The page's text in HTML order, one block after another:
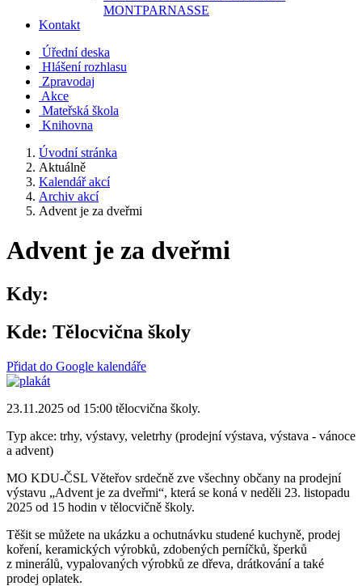
MONTPARNASSE
Kontakt
Úřední deska
Hlášení rozhlasu
Zpravodaj
Akce
Mateřská škola
Knihovna
Úvodní stránka
Aktuálně
Kalendář akcí
Archiv akcí
Advent je za dveřmi
Advent je za dveřmi
Kdy:
Kde: Tělocvična školy
Přidat do Google kalendáře
23.11.2025 od 15:00 tělocvična školy.
Typ akce: trhy, výstavy, veletrhy (prodejní výstava, výstava - vánoce
a advent)
MO KDU-ČSL Věteřov srdečně zve všechny občany na prodejní
výstavu „Advent je za dveřmi“, která se koná v neděli 23. listopadu
2025 od 15 hodin v tělocvičně školy.
Těšit se můžete na ukázku a ochutnávku studené kuchyně, prodej
koření, keramických výrobků, zdobených perníčků, šperků
z minerálů, vypalovaných výrobků ze dřeva, drátkování a také
prodej oplatek.